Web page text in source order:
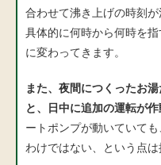
合わせて沸き上げの時刻
具体的に何時から何時を
に変わってきます。
また、夜間につくったお
と、日中に追加の運転が作
ートポンプが動いていて
わけではない、という点